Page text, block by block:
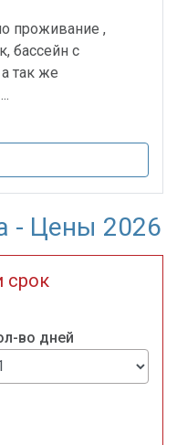
проживание ,
бассейн с
так же
- Цены 2026
срок
во дней